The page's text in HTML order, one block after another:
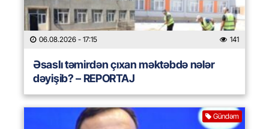
06.08.2026 - 17:15 141
Əsaslı təmirdən çıxan məktəbdə nələr
dəyişib? – REPORTAJ
Gündəm